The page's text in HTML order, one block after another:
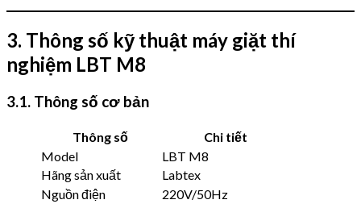
3. Thông số kỹ thuật máy giặt thí
nghiệm LBT M8
3.1. Thông số cơ bản
Thông số
Chi tiết
Model
LBT M8
Hãng sản xuất
Labtex
Nguồn điện
220V/50Hz